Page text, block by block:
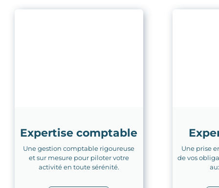
Expertise comptable
Une gestion comptable rigoureuse
et sur mesure pour piloter votre
activité en toute sérénité.
Une prise
de vos